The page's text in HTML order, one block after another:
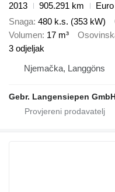
2013
905.291 km
Snaga 480 k.s. (353 kW)
Volumen 17 m³
3 odjeljak
Njemačka, Langgöns
Gebr. Langensiepen